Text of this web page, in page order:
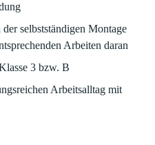
selbstständigen Montage
Arbeiten daran
3 bzw. B
Arbeitsalltag mit